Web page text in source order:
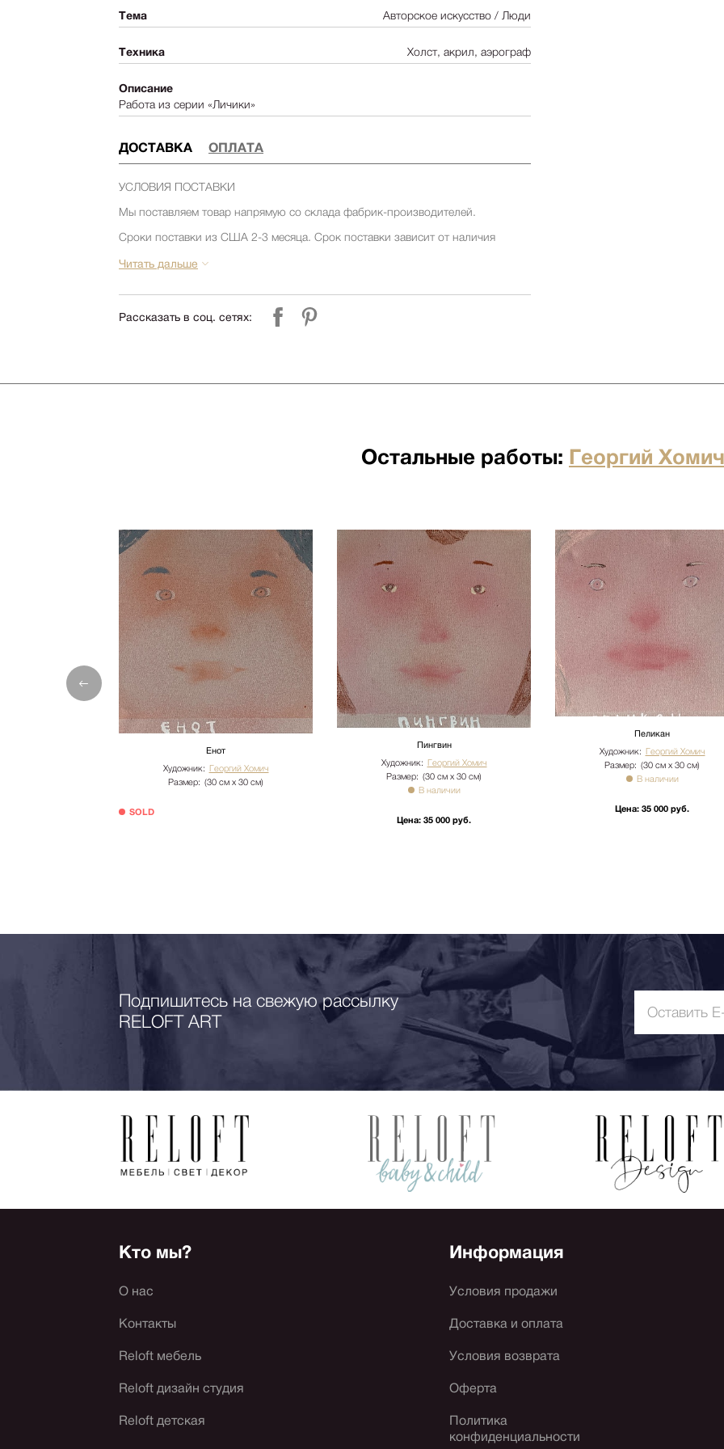
Тема Авторское искусство / Люди
Техника Холст, акрил, аэрограф
Описание
Работа из серии «Личики»
ДОСТАВКА ОПЛАТА
УСЛОВИЯ ПОСТАВКИ
Мы поставляем товар напрямую со склада фабрик-производителей.
Сроки поставки из США 2-3 месяца. Срок поставки зависит от наличия
компании Релофт. (запросить срок)
компании Релофт. (запросить срок)
Доставка по России рассчитывается отдельно по факту прихода товара на
склад в Москве. Мы сотрудничаем с транспортными компаниями: ПЭК,
Деловые линии, СПСР по вашему выбору.
Самовывоз из офиса. м. Бауманская, Денисовский переулок д.23 стр.1
Занос мебели бесплатно, при наличии грузового лифта. Подъем мебели 100
руб. 1 этаж/1чел. Распаковка не входит в стоимость. Утилизация упаковки
рассчитывается отдельно. Обо всех пожеланиях необходимо сообщить
менеджеру по доставке заранее. Телефон службы доставки: +7 (495) 660-36-
58.
Сборка возможна для Москвы и МО. Рассчитывается отдельно.
Читать дальше
Рассказать в соц. сетях:
Остальные работы: Георгий Хомич
Енот
Художник: Георгий Хомич
Размер: (30 см х 30 см)
SOLD
Пингвин
Художник: Георгий Хомич
Размер: (30 см х 30 см)
В наличии
Цена: 35 000 руб.
Пеликан
Художник: Георгий Хомич
Размер: (30 см х 30 см)
В наличии
Цена: 35 000 руб.
Подпишитесь на свежую рассылку
RELOFT ART
Кто мы?
О нас
Контакты
Reloft мебель
Reloft дизайн студия
Reloft детская
Информация
Условия продажи
Доставка и оплата
Условия возврата
Оферта
Политика
конфиденциальности